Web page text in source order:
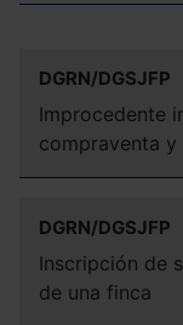
DGRN/DGSJFP
Improcedente
compraventa
DGRN/DGSJFP
Inscripción de
de una finca